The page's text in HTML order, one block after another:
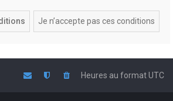
Heures au formatUTC